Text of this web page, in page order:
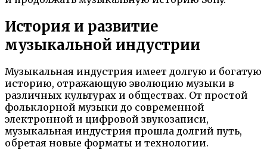
История и развитие
музыкальной индустрии
Музыкальная индустрия имеет долгую и богатую
историю, отражающую эволюцию музыки в
различных культурах и обществах. От простой
фольклорной музыки до современной
электронной и цифровой звукозаписи,
музыкальная индустрия прошла долгий путь,
обретая новые форматы и технологии.